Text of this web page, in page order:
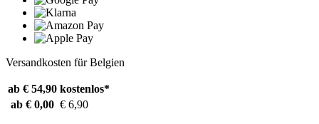
Versandkosten für Belgien
ab € 54,90 kostenlos*
ab € 0,00 € 6,90